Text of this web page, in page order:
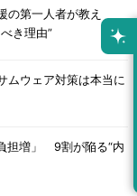
の第一人者が教え
き理由”
ムウェア対策は本当に
担増」 9割が陥る“内